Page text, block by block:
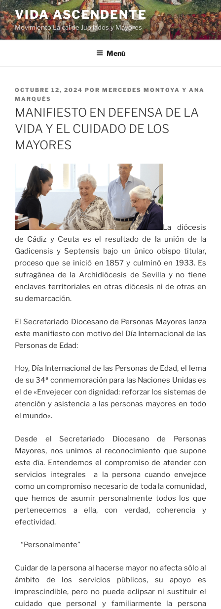
VIDA ASCENDENTE
Movimiento Laical de Jubilados y Mayores
Menú
OCTUBRE 12, 2024 POR MERCEDES MONTOYA Y ANA
MARQUÉS
MANIFIESTO EN DEFENSA DE LA
VIDA Y EL CUIDADO DE LOS
MAYORES
La diócesis
de Cádiz y Ceuta es el resultado de la unión de la
Gadicensis y Septensis bajo un único obispo titular,
proceso que se inició en 1857 y culminó en 1933. Es
sufragánea de la Archidiócesis de Sevilla y no tiene
enclaves territoriales en otras diócesis ni de otras en
su demarcación.
El Secretariado Diocesano de Personas Mayores lanza
este manifiesto con motivo del Día Internacional de las
Personas de Edad:
Hoy, Día Internacional de las Personas de Edad, el lema
de su 34ª conmemoración para las Naciones Unidas es
el de «Envejecer con dignidad: reforzar los sistemas de
atención y asistencia a las personas mayores en todo
el mundo«.
Desde el Secretariado Diocesano de Personas
Mayores, nos unimos al reconocimiento que supone
este día. Entendemos el compromiso de atender con
servicios integrales a la persona cuando envejece
como un compromiso necesario de toda la comunidad,
que hemos de asumir personalmente todos los que
pertenecemos a ella, con verdad, coherencia y
efectividad.
“Personalmente”
Cuidar de la persona al hacerse mayor no afecta sólo al
ámbito de los servicios públicos, su apoyo es
imprescindible, pero no puede eclipsar ni sustituir el
cuidado que personal y familiarmente la persona